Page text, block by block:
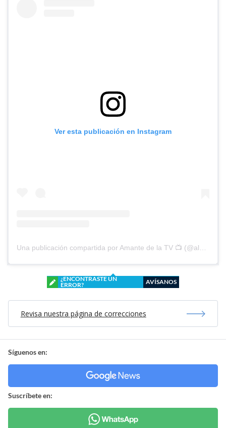
Ver esta publicación en Instagram
Una publicación compartida por Amante de la TV 📺 (@alguien_te_observa)
¿ENCONTRASTE UN
ERROR?
AVÍSANOS
Revisa nuestra página de correcciones
Síguenos en:
Suscríbete en: